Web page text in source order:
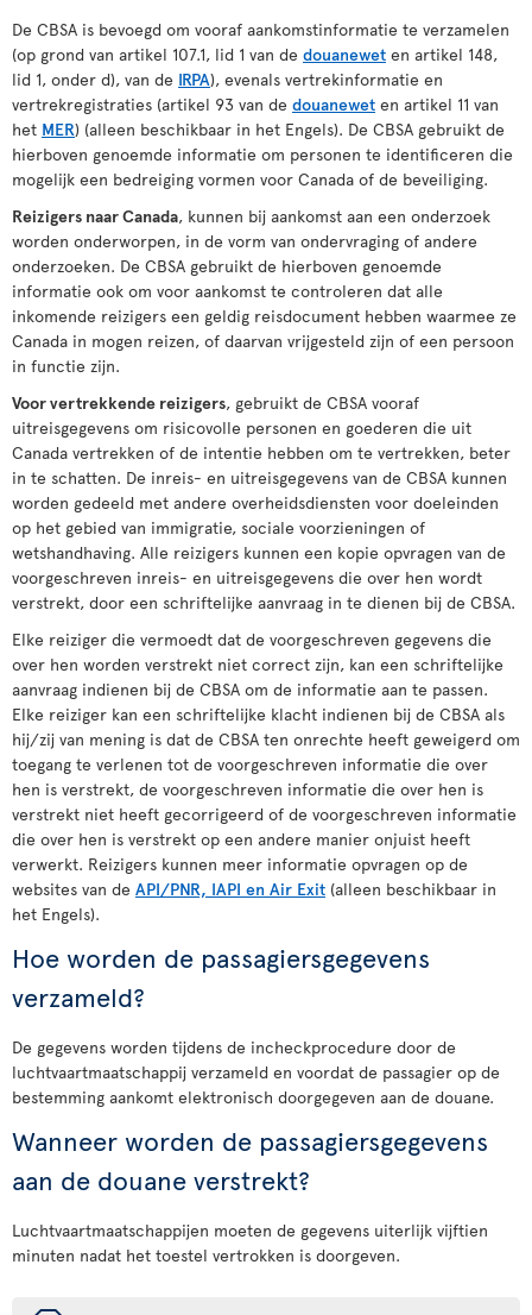
De CBSA is bevoegd om vooraf aankomstinformatie te verzamelen
(op grond van artikel 107.1, lid 1 van de douanewet en artikel 148,
lid 1, onder d), van de IRPA), evenals vertrekinformatie en
vertrekregistraties (artikel 93 van de douanewet en artikel 11 van
het MER) (alleen beschikbaar in het Engels). De CBSA gebruikt de
hierboven genoemde informatie om personen te identificeren die
mogelijk een bedreiging vormen voor Canada of de beveiliging.
Reizigers naar Canada, kunnen bij aankomst aan een onderzoek
worden onderworpen, in de vorm van ondervraging of andere
onderzoeken. De CBSA gebruikt de hierboven genoemde
informatie ook om voor aankomst te controleren dat alle
inkomende reizigers een geldig reisdocument hebben waarmee ze
Canada in mogen reizen, of daarvan vrijgesteld zijn of een persoon
in functie zijn.
Voor vertrekkende reizigers, gebruikt de CBSA vooraf
uitreisgegevens om risicovolle personen en goederen die uit
Canada vertrekken of de intentie hebben om te vertrekken, beter
in te schatten. De inreis- en uitreisgegevens van de CBSA kunnen
worden gedeeld met andere overheidsdiensten voor doeleinden
op het gebied van immigratie, sociale voorzieningen of
wetshandhaving. Alle reizigers kunnen een kopie opvragen van de
voorgeschreven inreis- en uitreisgegevens die over hen wordt
verstrekt, door een schriftelijke aanvraag in te dienen bij de CBSA.
Elke reiziger die vermoedt dat de voorgeschreven gegevens die
over hen worden verstrekt niet correct zijn, kan een schriftelijke
aanvraag indienen bij de CBSA om de informatie aan te passen.
Elke reiziger kan een schriftelijke klacht indienen bij de CBSA als
hij/zij van mening is dat de CBSA ten onrechte heeft geweigerd om
toegang te verlenen tot de voorgeschreven informatie die over
hen is verstrekt, de voorgeschreven informatie die over hen is
verstrekt niet heeft gecorrigeerd of de voorgeschreven informatie
die over hen is verstrekt op een andere manier onjuist heeft
verwerkt. Reizigers kunnen meer informatie opvragen op de
websites van de API/PNR, IAPI en Air Exit (alleen beschikbaar in
het Engels).
Hoe worden de passagiersgegevens
verzameld?
De gegevens worden tijdens de incheckprocedure door de
luchtvaartmaatschappij verzameld en voordat de passagier op de
bestemming aankomt elektronisch doorgegeven aan de douane.
Wanneer worden de passagiersgegevens
aan de douane verstrekt?
Luchtvaartmaatschappijen moeten de gegevens uiterlijk vijftien
minuten nadat het toestel vertrokken is doorgeven.